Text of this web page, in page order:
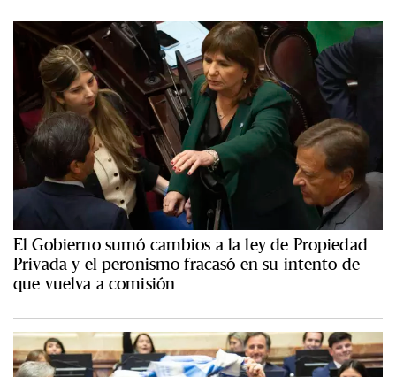
El Gobierno sumó cambios a la ley de Propiedad
Privada y el peronismo fracasó en su intento de
que vuelva a comisión